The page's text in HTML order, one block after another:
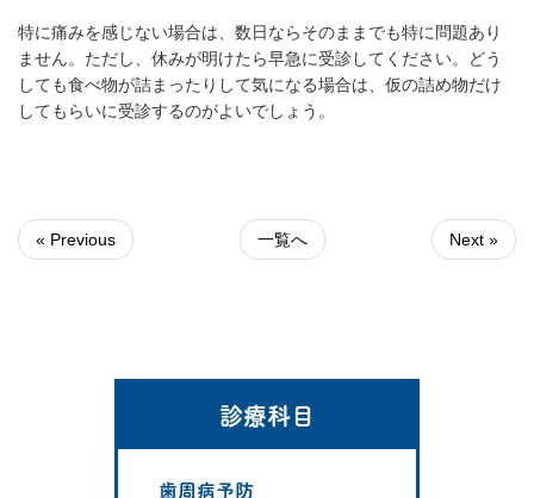
特に痛みを感じない場合は、数日ならそのままでも特に問題あり
ません。ただし、休みが明けたら早急に受診してください。どう
しても食べ物が詰まったりして気になる場合は、仮の詰め物だけ
してもらいに受診するのがよいでしょう。
« Previous 一覧へ Next »
診療科目
歯周病予防